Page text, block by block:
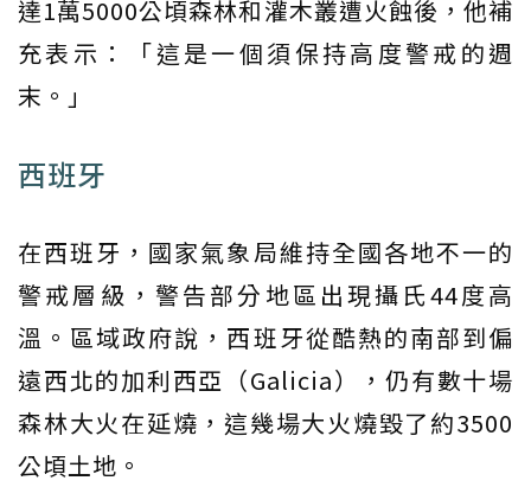
達1萬5000公頃森林和灌木叢遭火蝕後，他補
充表示：「這是一個須保持高度警戒的週
末。」
西班牙
在西班牙，國家氣象局維持全國各地不一的
警戒層級，警告部分地區出現攝氏44度高
溫。區域政府說，西班牙從酷熱的南部到偏
遠西北的加利西亞（Galicia），仍有數十場
森林大火在延燒，這幾場大火燒毀了約3500
公頃土地。